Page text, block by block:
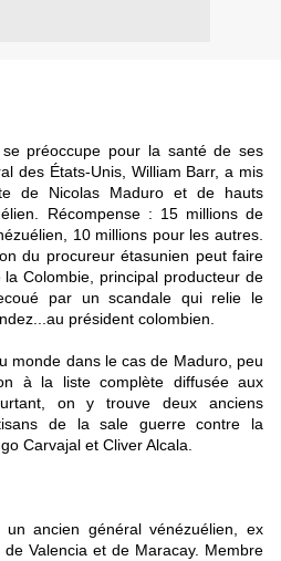
préoccupe pour la santé de ses
des États-Unis, William Barr, a mis
de Nicolas Maduro et de hauts
Récompense : 15 millions de
10 millions pour les autres.
du procureur étasunien peut faire
Colombie, principal producteur de
par un scandale qui relie le
président colombien.
monde dans le cas de Maduro, peu
à la liste complète diffusée aux
on y trouve deux anciens
de la sale guerre contre la
Carvajal et Cliver Alcala.
ancien général vénézuélien, ex
Valencia et de Maracay. Membre